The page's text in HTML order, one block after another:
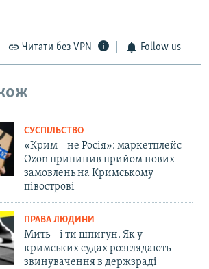
Читати без VPN Follow us
СУСПІЛЬСТВО
«Крим – не Росія»: маркетплейс
Ozon припинив прийом нових
замовлень на Кримському
півострові
ПРАВА ЛЮДИНИ
Мить – і ти шпигун. Як у
кримських судах розглядають
звинувачення в держзраді